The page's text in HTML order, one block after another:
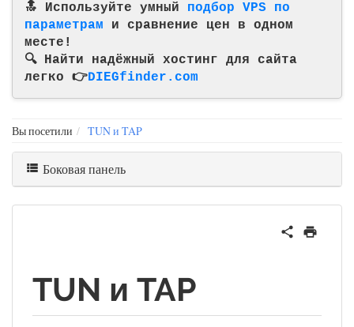
🔝 Используйте умный подбор VPS по
параметрам и сравнение цен в одном
месте!
🔍 Найти надёжный хостинг для сайта
легко 👉DIEGfinder.com
Вы посетили TUN и TAP
Боковая панель
TUN и TAP